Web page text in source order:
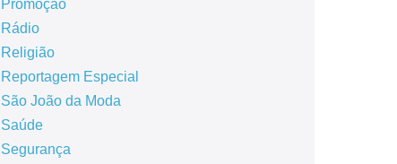
Promoção
Rádio
Religião
Reportagem Especial
São João da Moda
Saúde
Segurança